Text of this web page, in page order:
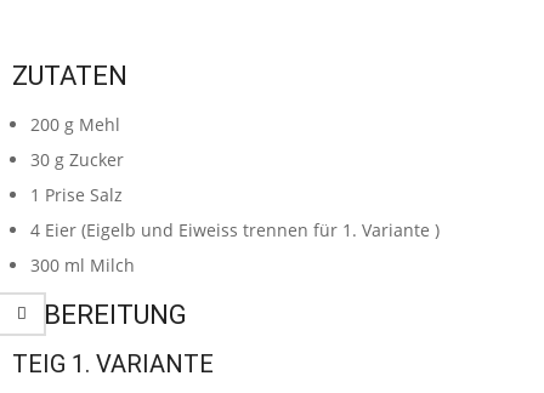
ZUTATEN
200 g Mehl
30 g Zucker
1 Prise Salz
4 Eier (Eigelb und Eiweiss trennen für 1. Variante )
300 ml Milch
ZUBEREITUNG
TEIG 1. VARIANTE